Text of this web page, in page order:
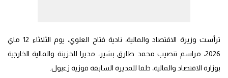
ترأست وزيرة الاقتصاد والمالية، نادية فتاح العلوي، يوم الثلاثاء 12 ماي
2026، مراسم تنصيب محمد طارق بشير، مديرا للخزينة والمالية الخارجية
بوزارة الاقتصاد والمالية، خلفا للمديرة السابقة فوزية زعبول.